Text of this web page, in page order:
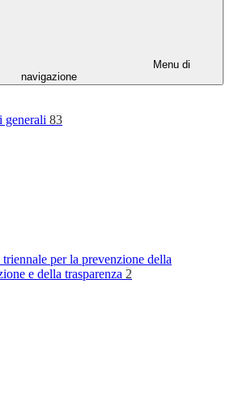
Menu di
navigazione
generali 83
triennale per la prevenzione della
e della trasparenza 2